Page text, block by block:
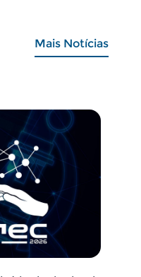
Mais Notícias